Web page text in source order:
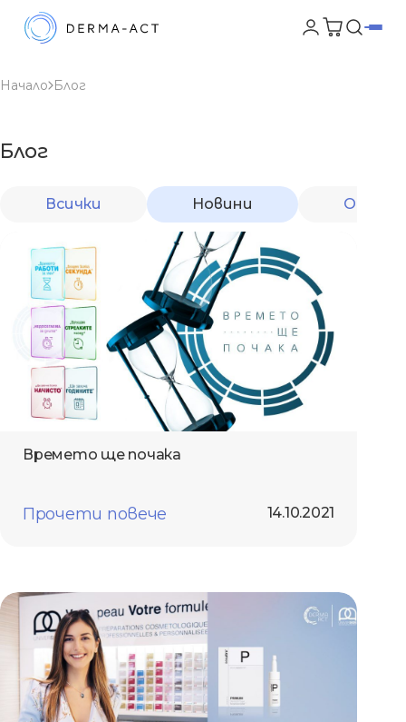
Начало Блог
Блог
Всички Новини От
Времето ще почака
14.10.2021
Прочети повече